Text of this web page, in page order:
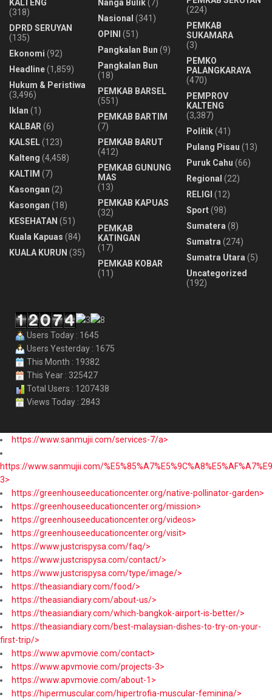
KALTENG
(318)
DPRD SERUYAN
(135)
Ekonomi (92)
Headline(1,859)
Hukum & Peristiwa
(3,496)
Iklan (1)
KALBAR (6)
KALSEL(123)
Kalteng (4,458)
KALTIM (7)
Kasongan (2)
Kasongan (18)
KESEHATAN (51)
Kuala Kapuas (84)
KUALA KURUN (35)
Nanga Bulik(7)
Nasional (341)
OPINI (51)
Pangkalan Bun (9)
Pangkalan Bun
(18)
PEMKAB BARSEL
(551)
PEMKAB BARTIM
(7)
PEMKAB BARUT
(412)
PEMKAB GUNUNG
MAS
(13)
PEMKAB KAPUAS
(32)
PEMKAB
KATINGAN
(17)
PEMKAB KOBAR
(11)
(224)
PEMKAB
SUKAMARA
(3)
PEMKO
PALANGKARAYA
(470)
PEMPROV
KALTENG
(3,387)
Politik(41)
Pulang Pisau (13)
Puruk Cahu (66)
Regional (22)
RELIGI (12)
Sport(98)
Sumatera (8)
Sumatra (274)
Sumatra Utara (5)
Uncategorized
(192)
Users Today : 1645
Users Yesterday : 1675
This Month : 19382
This Year : 325427
Total Users : 1207438
Views Today : 2843
https://www.sanmujii.com/services-7/a>
https://www.sanmujii.com/
3>
https://greenhouseeducationcenter.org/native-pollinator-garden>
https://greenhouseeducationcenter.org/mission>
https://greenhouseeducationcenter.org/videos>
https://greenhouseeducationcenter.org/visit>
https://www.justcrispysa.com/faq/>
https://www.justcrispysa.com/contact/>
https://www.justcrispysa.com/type/image/>
https://theasiandiary.com/food/>
https://theasiandiary.com/about-us/>
https://theasiandiary.com/which-bangkok-airport-is-better/>
https://theasiandiary.com/best-malaysian-dishes-to-try-on-your-
first-trip/>
https://www.apvmovie.com/contact>
https://www.apvmovie.com/projects-3>
https://www.apvmovie.com/about-1>
https://hipermuscular.com/hipertrofia-muscular-feminina/>